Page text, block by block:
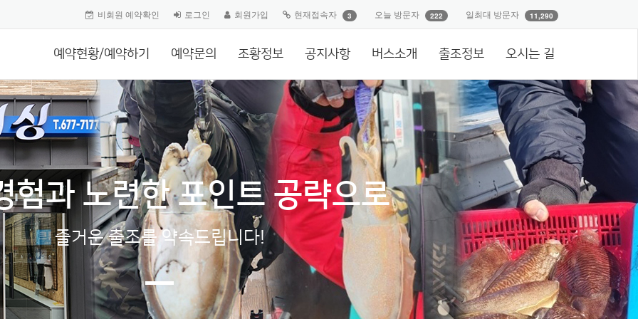
비회원 예약확인 로그인 회원가입 현재접속자 3 오늘 방문자 222 일최대 방문자 11,290
예약현황/예약하기 예약문의 조황정보 공지사항 버스소개 출조정보 오시는 길
험과 노련한 포인트 공략으로
즐거운 출조를 약속드립니다!